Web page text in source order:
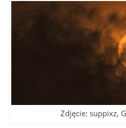
Zdjęcie: suppixz,